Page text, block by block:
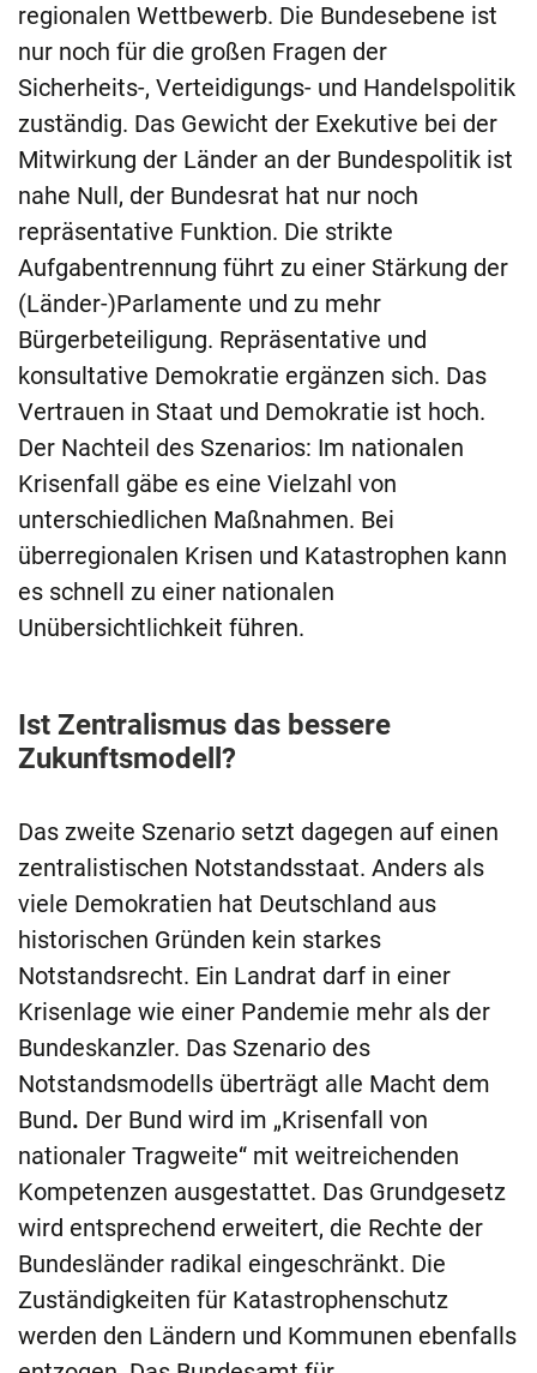
regionalen Wettbewerb. Die Bundesebene ist
nur noch für die großen Fragen der
Sicherheits-, Verteidigungs- und Handelspolitik
zuständig. Das Gewicht der Exekutive bei der
Mitwirkung der Länder an der Bundespolitik ist
nahe Null, der Bundesrat hat nur noch
repräsentative Funktion. Die strikte
Aufgabentrennung führt zu einer Stärkung der
(Länder-)Parlamente und zu mehr
Bürgerbeteiligung. Repräsentative und
konsultative Demokratie ergänzen sich. Das
Vertrauen in Staat und Demokratie ist hoch.
Der Nachteil des Szenarios: Im nationalen
Krisenfall gäbe es eine Vielzahl von
unterschiedlichen Maßnahmen. Bei
überregionalen Krisen und Katastrophen kann
es schnell zu einer nationalen
Unübersichtlichkeit führen.
Ist Zentralismus das bessere
Zukunftsmodell?
Das zweite Szenario setzt dagegen auf einen
zentralistischen Notstandsstaat. Anders als
viele Demokratien hat Deutschland aus
historischen Gründen kein starkes
Notstandsrecht. Ein Landrat darf in einer
Krisenlage wie einer Pandemie mehr als der
Bundeskanzler. Das Szenario des
Notstandsmodells überträgt alle Macht dem
Bund. Der Bund wird im „Krisenfall von
nationaler Tragweite“ mit weitreichenden
Kompetenzen ausgestattet. Das Grundgesetz
wird entsprechend erweitert, die Rechte der
Bundesländer radikal eingeschränkt. Die
Zuständigkeiten für Katastrophenschutz
werden den Ländern und Kommunen ebenfalls